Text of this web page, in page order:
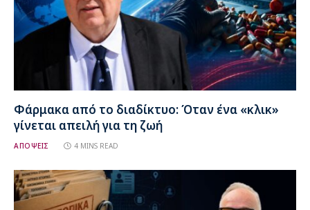
Φάρμακα από το διαδίκτυο: Όταν ένα «κλικ»
γίνεται απειλή για τη ζωή
ΑΠΟΨΕΙΣ 4 MINS READ